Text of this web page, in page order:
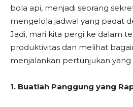
bola api, menjadi seorang
mengelola jadwal yang padat
Jadi, mari kita pergi ke dalam
produktivitas dan melihat
menjalankan pertunjukan yang
1. Buatlah Panggung yang